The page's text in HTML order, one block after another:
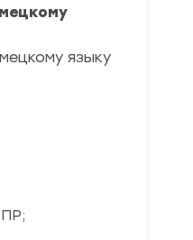
языку